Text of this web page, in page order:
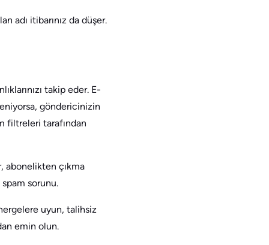
adı itibarınız da düşer.
takip eder. E-
göndericinizin
filtreleri tarafından
abonelikten çıkma
sorunu.
uyun, talihsiz
emin olun.